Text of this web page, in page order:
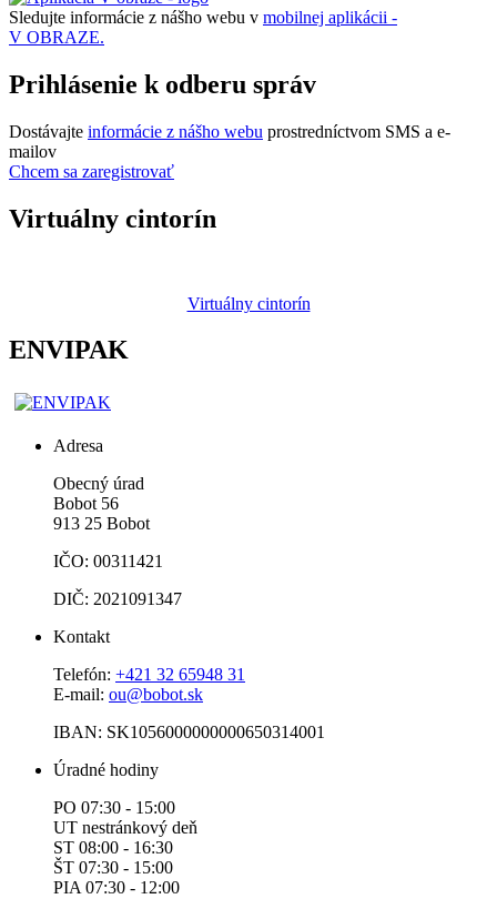
Sledujte informácie z nášho webu v mobilnej aplikácii -
V OBRAZE.
Prihlásenie k odberu správ
Dostávajte informácie z nášho webu prostredníctvom SMS a e-
mailov
Chcem sa zaregistrovať
Virtuálny cintorín
Virtuálny cintorín
ENVIPAK
Adresa
Obecný úrad
Bobot 56
913 25 Bobot
IČO: 00311421
DIČ: 2021091347
Kontakt
Telefón: +421 32 65948 31
E-mail: ou@bobot.sk
IBAN: SK1056000000000650314001
Úradné hodiny
PO 07:30 - 15:00
UT nestránkový deň
ST 08:00 - 16:30
ŠT 07:30 - 15:00
PIA 07:30 - 12:00